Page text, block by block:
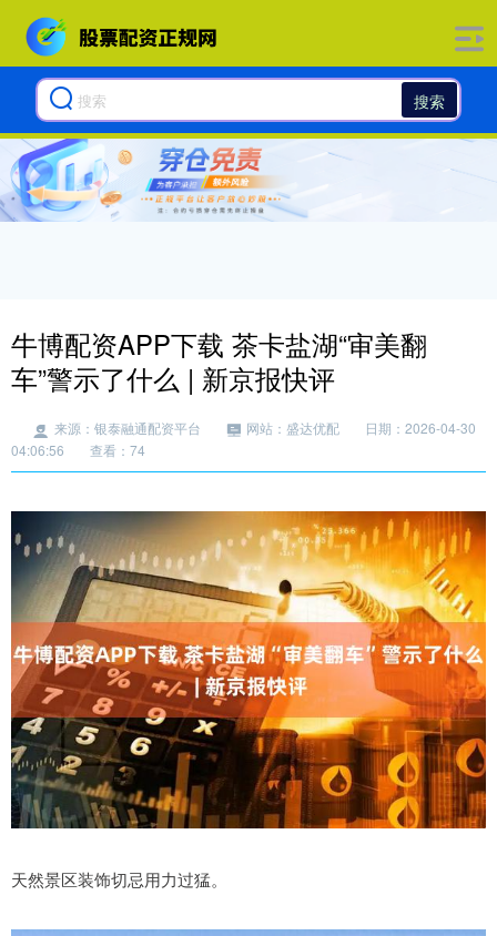
搜索
牛博配资APP下载 茶卡盐湖“审美翻
车”警示了什么 | 新京报快评
来源：银泰融通配资平台 网站：盛达优配
日期：2026-04-30
04:06:56
查看：74
天然景区装饰切忌用力过猛。